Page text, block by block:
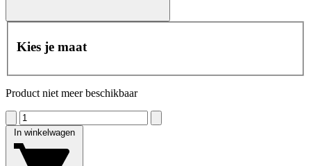
Kies je maat
Product niet meer beschikbaar
In winkelwagen